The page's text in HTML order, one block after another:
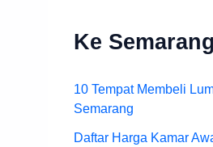
Ke Semarang
10 Tempat Membeli
Semarang
Daftar Harga Kamar